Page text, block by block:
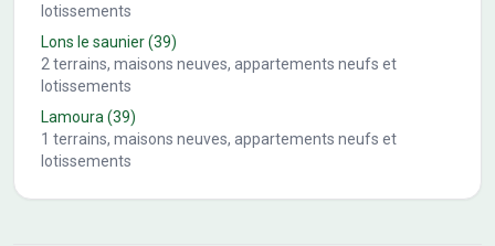
lotissements
Lons le saunier(39)
2 terrains, maisons neuves, appartements neufs et
lotissements
Lamoura (39)
1 terrains, maisons neuves, appartements neufs et
lotissements